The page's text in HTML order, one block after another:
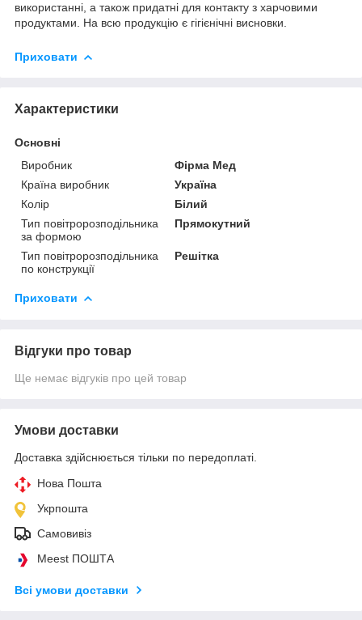
використанні, а також придатні для контакту з харчовими
продуктами. На всю продукцію є гігієнічні висновки.
Приховати
Характеристики
Основні
Виробник
Фірма Мед
Країна виробник
Україна
Колір
Білий
Тип повітророзподільника
за формою
Прямокутний
Тип повітророзподільника
по конструкції
Решітка
Приховати
Відгуки про товар
Ще немає відгуків про цей товар
Умови доставки
Доставка здійснюється тільки по передоплаті.
Нова Пошта
Укрпошта
Самовивіз
Meest ПОШТА
Всі умови доставки